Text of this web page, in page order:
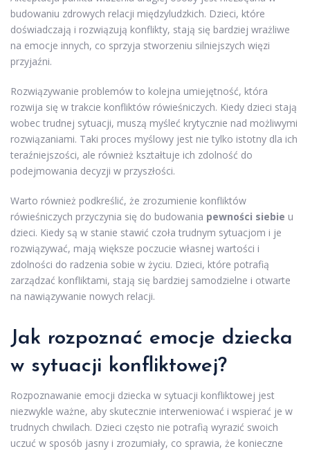
budowaniu zdrowych relacji międzyludzkich. Dzieci, które
doświadczają i rozwiązują konflikty, stają się bardziej wrażliwe
na emocje innych, co sprzyja stworzeniu silniejszych więzi
przyjaźni.
Rozwiązywanie problemów to kolejna umiejętność, która
rozwija się w trakcie konfliktów rówieśniczych. Kiedy dzieci stają
wobec trudnej sytuacji, muszą myśleć krytycznie nad możliwymi
rozwiązaniami. Taki proces myślowy jest nie tylko istotny dla ich
teraźniejszości, ale również kształtuje ich zdolność do
podejmowania decyzji w przyszłości.
Warto również podkreślić, że zrozumienie konfliktów
rówieśniczych przyczynia się do budowania pewności siebie u
dzieci. Kiedy są w stanie stawić czoła trudnym sytuacjom i je
rozwiązywać, mają większe poczucie własnej wartości i
zdolności do radzenia sobie w życiu. Dzieci, które potrafią
zarządzać konfliktami, stają się bardziej samodzielne i otwarte
na nawiązywanie nowych relacji.
Jak rozpoznać emocje dziecka
w sytuacji konfliktowej?
Rozpoznawanie emocji dziecka w sytuacji konfliktowej jest
niezwykle ważne, aby skutecznie interweniować i wspierać je w
trudnych chwilach. Dzieci często nie potrafią wyrazić swoich
uczuć w sposób jasny i zrozumiały, co sprawia, że konieczne